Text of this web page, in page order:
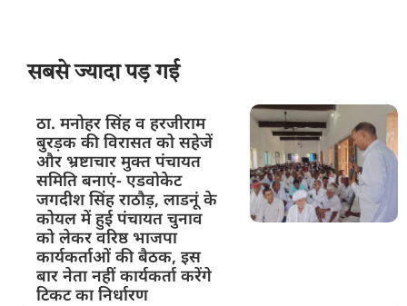
सबसे ज्यादा पड़ गई
ठा. मनोहर सिंह व हरजीराम
बुरड़क की विरासत को सहेजें
और भ्रष्टाचार मुक्त पंचायत
समिति बनाएं- एडवोकेट
जगदीश सिंह राठौड़, लाडनूं के
कोयल में हुई पंचायत चुनाव
को लेकर वरिष्ठ भाजपा
कार्यकर्ताओं की बैठक, इस
बार नेता नहीं कार्यकर्ता करेंगे
टिकट का निर्धारण